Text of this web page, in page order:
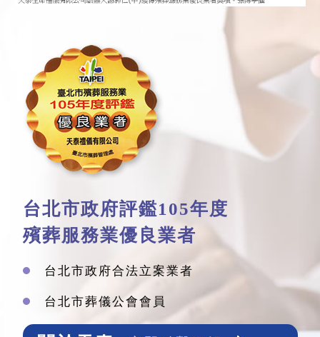
台北市政府評鑑105年度
殯葬服務業優良業者
台北市政府合法立案業者
台北市葬儀公會會員